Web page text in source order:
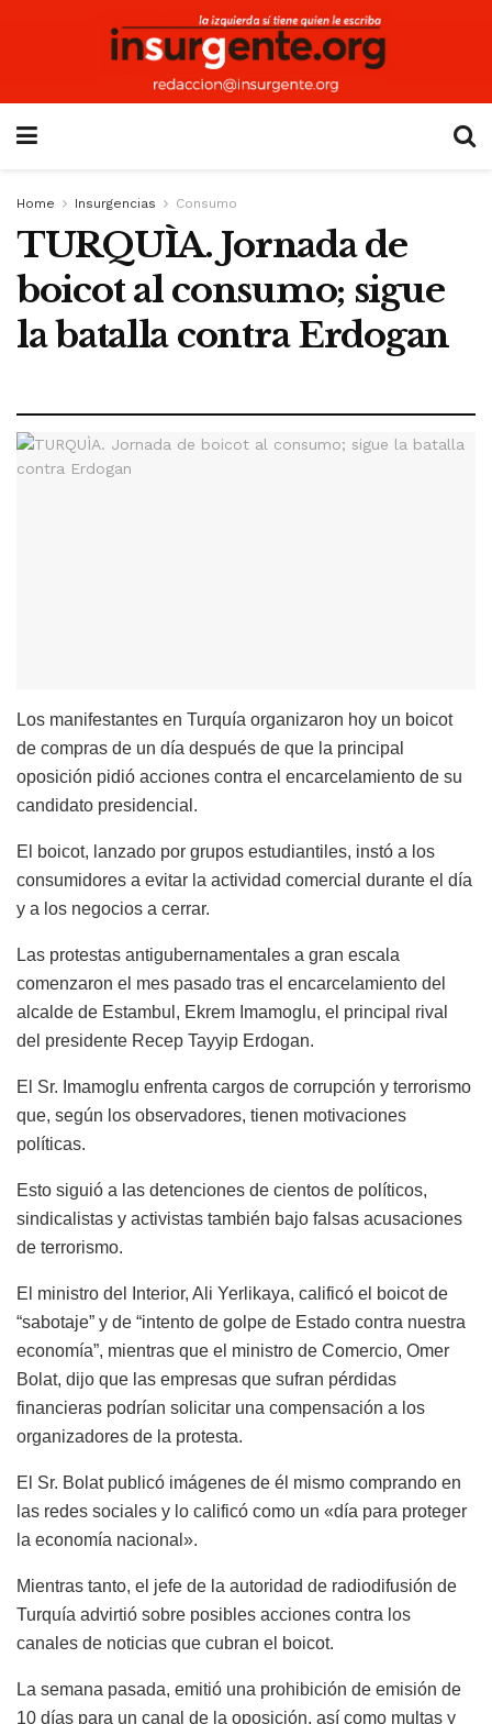
Home Insurgencias Consumo
TURQUÌA. Jornada de
boicot al consumo; sigue
la batalla contra Erdogan
Los manifestantes en Turquía organizaron hoy un boicot
de compras de un día después de que la principal
oposición pidió acciones contra el encarcelamiento de su
candidato presidencial.
El boicot, lanzado por grupos estudiantiles, instó a los
consumidores a evitar la actividad comercial durante el día
y a los negocios a cerrar.
Las protestas antigubernamentales a gran escala
comenzaron el mes pasado tras el encarcelamiento del
alcalde de Estambul, Ekrem Imamoglu, el principal rival
del presidente Recep Tayyip Erdogan.
El Sr. Imamoglu enfrenta cargos de corrupción y terrorismo
que, según los observadores, tienen motivaciones
políticas.
Esto siguió a las detenciones de cientos de políticos,
sindicalistas y activistas también bajo falsas acusaciones
de terrorismo.
El ministro del Interior, Ali Yerlikaya, calificó el boicot de
“sabotaje” y de “intento de golpe de Estado contra nuestra
economía”, mientras que el ministro de Comercio, Omer
Bolat, dijo que las empresas que sufran pérdidas
financieras podrían solicitar una compensación a los
organizadores de la protesta.
El Sr. Bolat publicó imágenes de él mismo comprando en
las redes sociales y lo calificó como un «día para proteger
la economía nacional».
Mientras tanto, el jefe de la autoridad de radiodifusión de
Turquía advirtió sobre posibles acciones contra los
canales de noticias que cubran el boicot.
La semana pasada, emitió una prohibición de emisión de
10 días para un canal de la oposición, así como multas y